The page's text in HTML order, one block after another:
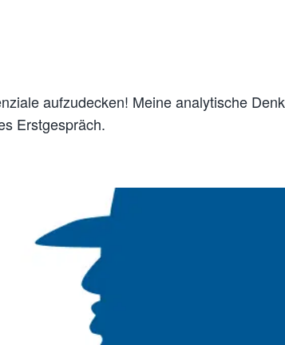
aufzudecken! Meine analytische
Erstgespräch.